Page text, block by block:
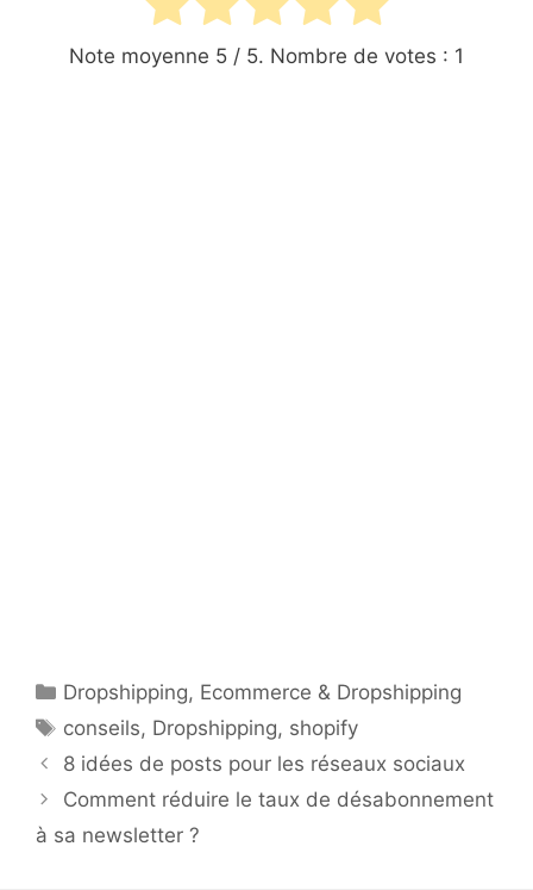
Note moyenne 5 / 5. Nombre de votes : 1
Catégories
Dropshipping, Ecommerce & Dropshipping
Étiquettes
conseils, Dropshipping, shopify
8 idées de posts pour les réseaux sociaux
Comment réduire le taux de désabonnement
à sa newsletter ?